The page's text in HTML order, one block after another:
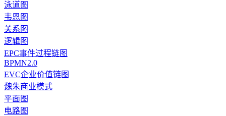
泳道图
韦恩图
关系图
逻辑图
EPC事件过程链图
BPMN2.0
EVC企业价值链图
魏朱商业模式
平面图
电路图